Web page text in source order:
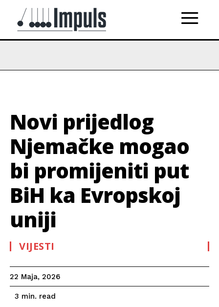
Novi prijedlog
Njemačke mogao
bi promijeniti put
BiH ka Evropskoj
uniji
VIJESTI
22 Maja, 2026
3 min. read